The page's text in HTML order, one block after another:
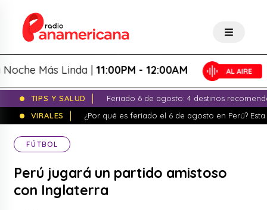
Más Linda |11:00PM - 12:00AM
TIPS Y SALUD
Feriado 6 de agosto: 4 destinos
VIRALES
¿Por qué es feriado el 6 de agosto en Perú?
FÚTBOL
Perú jugará un partido amistoso
con Inglaterra